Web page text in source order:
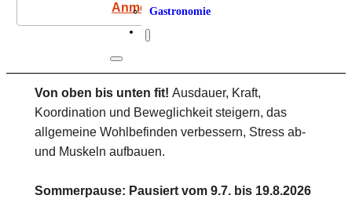
Gastronomie
Anmeldung
Von oben bis unten fit! Ausdauer, Kraft,
Koordination und Beweglichkeit steigern, das
allgemeine Wohlbefinden verbessern, Stress ab-
und Muskeln aufbauen.
Sommerpause: Pausiert vom 9.7. bis 19.8.2026